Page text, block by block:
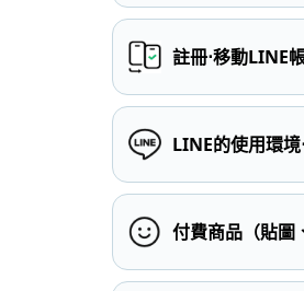
註冊⋅移動LINE
LINE的使用環境
付費商品（貼圖